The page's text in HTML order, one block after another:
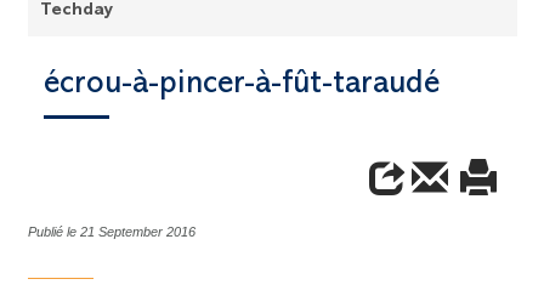
Techday
écrou-à-pincer-à-fût-taraudé
Publié le 21 September 2016